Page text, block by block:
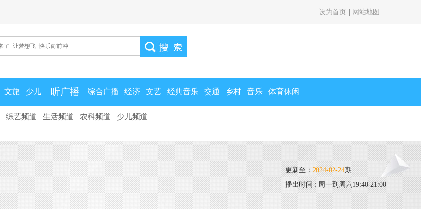
设为首页 网站地图
文旅 少儿 听广播 综合广播 经济 文艺 经典音乐 交通 乡村 音乐 体育休闲
综艺频道 生活频道 农科频道 少儿频道
更新至：2024-02-24期
播出时间 : 周一到周六19:40-21:00